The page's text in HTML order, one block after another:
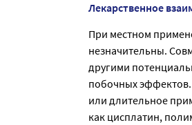
Лекарственное
При местном
незначительны.
другими
побочных эффектов.
или длительное
как цисплатин,